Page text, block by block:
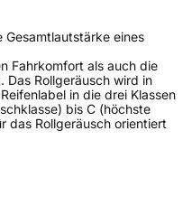
Alpine-Symbol Nein
608 Sunyard International
Gesamtlautstärke eines
Fahrkomfort als auch die
Das Rollgeräusch wird in
in die drei Klassen
bis C (höchste
das Rollgeräusch orientiert